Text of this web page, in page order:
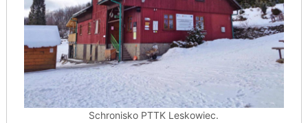
Schronisko PTTK Leskowiec.